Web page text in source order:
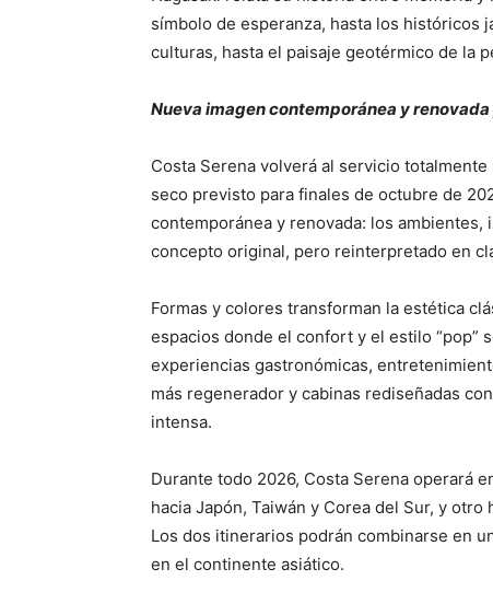
símbolo de esperanza, hasta los históricos
culturas, hasta el paisaje geotérmico de la
Nueva imagen contemporánea y renovada
Costa Serena volverá al servicio
seco previsto para finales de octubre de
contemporánea y renovada: los
concepto original, pero reinterpretado en
Formas y colores transforman la estética
espacios donde el confort y el estilo “pop”
experiencias gastronómicas,
más regenerador y cabinas rediseñadas
intensa.
Durante todo 2026, Costa Serena operará
hacia Japón, Taiwán y Corea del Sur, y
Los dos itinerarios podrán combinarse en
en el continente asiático.